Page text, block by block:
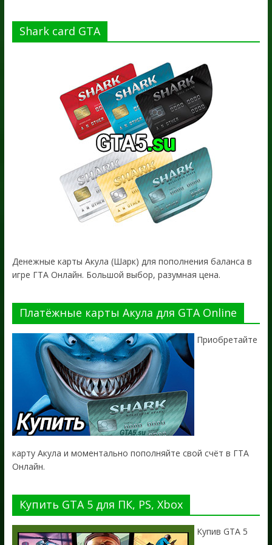
Shark card GTA
Денежные карты Акула (Шарк) для пополнения баланса в
игре ГТА Онлайн. Большой выбор, разумная цена.
Платёжные карты Акула для GTA Online
Приобретайте
карту Акула и моментально пополняйте свой счёт в ГТА
Онлайн.
Купить GTA 5 для ПК, PS, Xbox
Купив GTA 5